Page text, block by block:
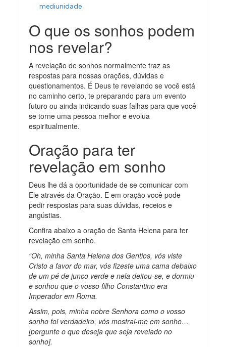
mediunidade
O que os sonhos podem
nos revelar?
A revelação de sonhos normalmente traz as
respostas para nossas orações, dúvidas e
questionamentos. É Deus te revelando se você está
no caminho certo, te preparando para um evento
futuro ou ainda indicando suas falhas para que você
se torne uma pessoa melhor e evolua
espiritualmente.
Oração para ter
revelação em sonho
Deus lhe dá a oportunidade de se comunicar com
Ele através da Oração. E em oração você pode
pedir respostas para suas dúvidas, receios e
angústias.
Confira abaixo a oração de Santa Helena para ter
revelação em sonho.
“Oh, minha Santa Helena dos Gentios, vós viste
Cristo a favor do mar, vós fizeste uma cama debaixo
de um pé de junco verde e nela deitou-se, e dormiu
e sonhou que o vosso filho Constantino era
Imperador em Roma.
Assim, pois, minha nobre Senhora como o vosso
sonho foi verdadeiro, vós mostrai-me em sonho…
[pergunte o que deseja que seja revelado no
sonho].